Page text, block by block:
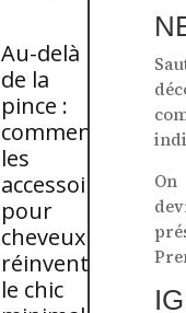
Au-delà
de la
pince :
comment
les
accessoires
pour
cheveux
réinventent
le chic
On